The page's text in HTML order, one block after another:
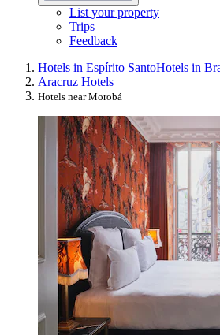
List your property
Trips
Feedback
Hotels in Espírito SantoHotels in
Aracruz Hotels
Hotels near Morobá